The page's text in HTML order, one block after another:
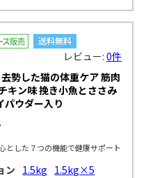
レビュー:0件
勢した猫の体重ケア 筋肉
キン味 挽き小魚とささみ
パウダー入り
とした７つの機能で健康サポート
ン 1.5kg 1.5kg×5